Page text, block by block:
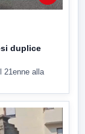
duplice
21enne alla